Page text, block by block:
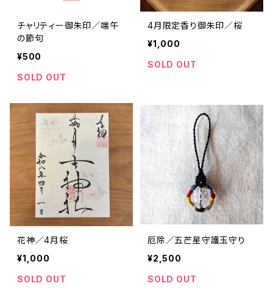
チャリティー御朱印／端午
の節句
¥500
SOLD OUT
4月限定香り御朱印／桜
¥1,000
SOLD OUT
花神／4月桜
¥1,000
SOLD OUT
厄除／五芒星守護玉守り
¥2,500
SOLD OUT